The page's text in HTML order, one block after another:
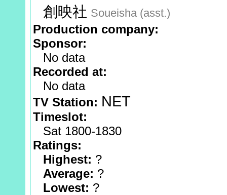
創映社 Soueisha (asst.)
Production company:
Sponsor:
No data
Recorded at:
No data
TV Station: NET
Timeslot:
Sat 1800-1830
Ratings:
Highest: ?
Average: ?
Lowest: ?